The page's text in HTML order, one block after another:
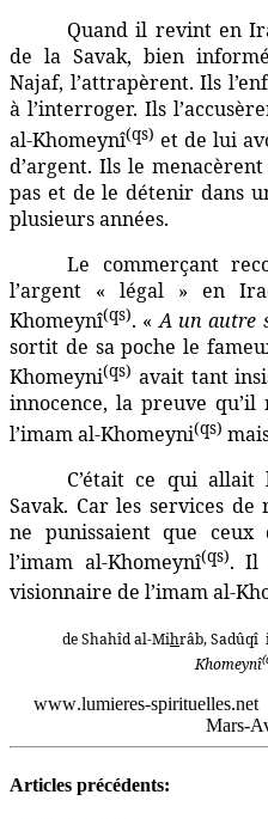
Quand il revint en
de la Savak, bien
Najaf, l’attrapèrent. Ils
à l’interroger. Ils
al-Khomeynî(qs) et de lui
d’argent. Ils le
pas et de le détenir dans
plusieurs années.
Le commerçant
l’argent « légal » en
Khomeynî(qs). «A un autre
sortit de sa poche le
Khomeyni(qs) avait tant
innocence, la preuve qu’il
l’imam al-Khomeyni(qs)
C’était ce qui
Savak. Car les services de
ne punissaient que
l’imam al-Khomeynî(qs). Il
visionnaire de l’imam al-
de Shahîd al-Mihrâb, Sadûqî
Khomeynî
www.lumieres-spirituelles.net
Mars-
Articles précédents: